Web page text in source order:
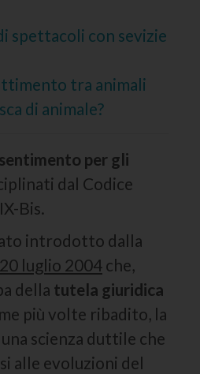
spettacoli con sevizie
tra animali
di animale?
per gli
dal Codice
Bis.
introdotto dalla
luglio 2004 che,
della tutela giuridica
più volte ribadito, la
scienza duttile che
alle evoluzioni del